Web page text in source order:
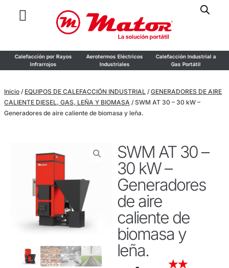
Calefacción por Rayos
Infrarrojos
Aerotermos Eléctricos
Industriales
Calefacción Industrial a
Gas Portátil
Inicio / EQUIPOS DE CALEFACCIÓN INDUSTRIAL / GENERADORES DE AIRE
CALIENTE DIESEL, GAS, LEÑA Y BIOMASA / SWM AT 30 – 30 kW –
Generadores de aire caliente de biomasa y leña.
SWM AT 30 –
30 kW –
Generadores
de aire
caliente de
biomasa y
leña.
★★